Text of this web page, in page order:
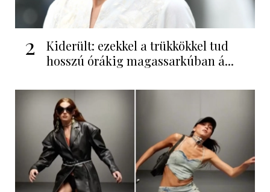
2
Kiderült: ezekkel a trükkökkel tud
hosszú órákig magassarkúban á...